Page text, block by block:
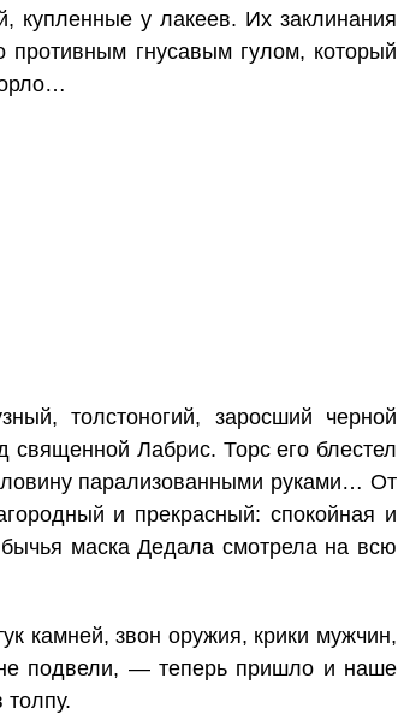
купленные у лакеев. Их заклинания
гнусавым гулом, который
толстоногий, заросший черной
священной Лабрис. Торс его блестел
парализованными руками… От
и прекрасный: спокойная и
маска Дедала смотрела на всю
камней, звон оружия, крики мужчин,
подвели, — теперь пришло и наше